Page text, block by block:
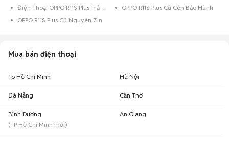
Điện Thoại OPPO R11S Plus Trả Góp
OPPO R11S Plus Cũ Còn Bảo Hành
OPPO R11S Plus Cũ Nguyên Zin
Mua bán điện thoại
Tp Hồ Chí Minh Hà Nội
Đà Nẵng Cần Thơ
Bình Dương
(TP Hồ Chí Minh mới)
An Giang